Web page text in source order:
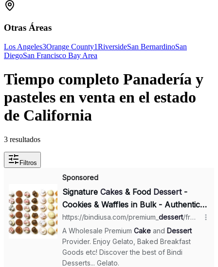
Otras Áreas
Los Angeles3Orange County1RiversideSan BernardinoSan
DiegoSan Francisco Bay Area
Tiempo completo Panadería y
pasteles en venta en el estado
de California
3 resultados
Filtros